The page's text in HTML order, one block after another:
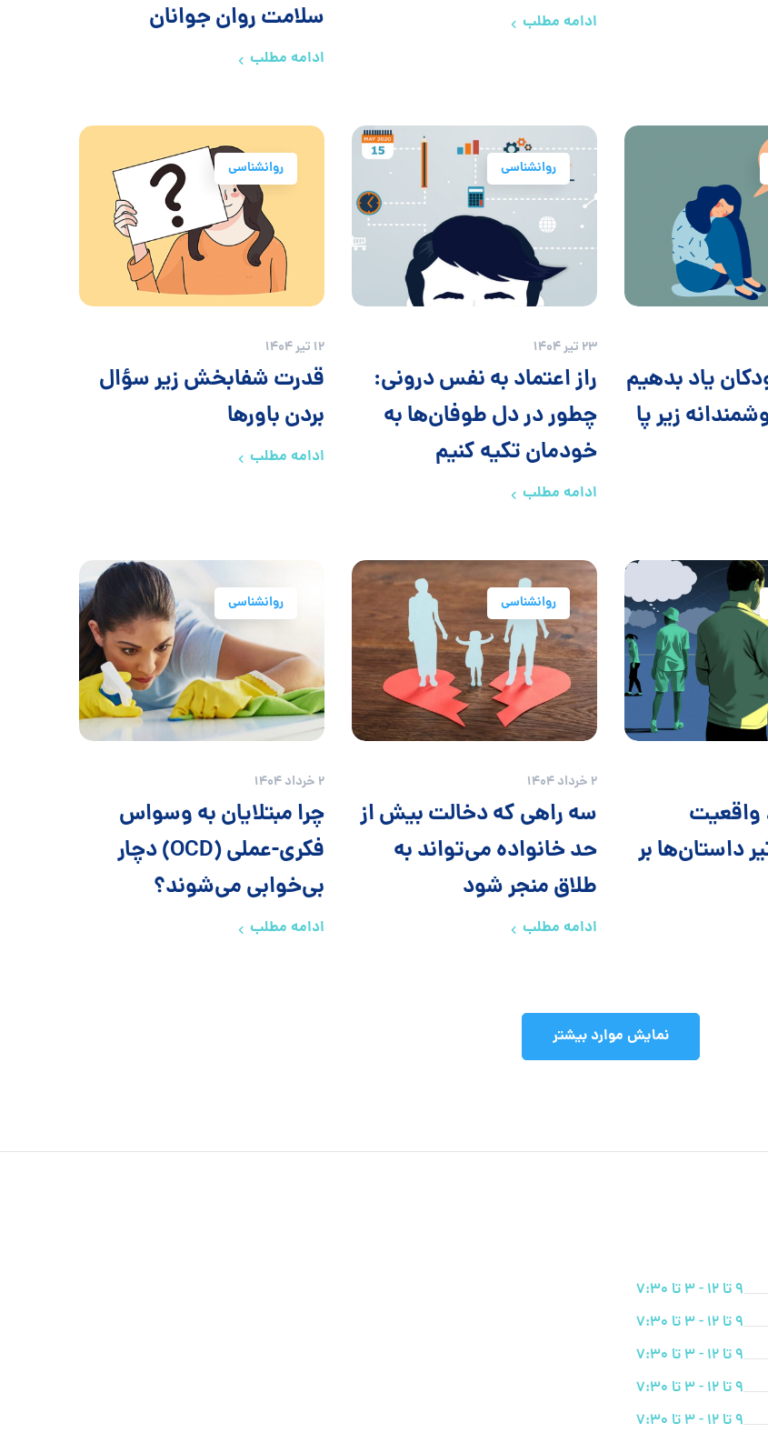
ادامه مطلب
سلامت روان جوانان
ادامه مطلب
یاد بدهیم
زیر پا
روانشناسی
23 تیر 1404
راز اعتماد به نفس درونی:
چطور در دل طوفان‌ها به
خودمان تکیه کنیم
ادامه مطلب
روانشناسی
12 تیر 1404
قدرت شفابخش زیر سؤال
بردن باورها
ادامه مطلب
واقعیت
داستان‌ها بر
روانشناسی
2 خرداد 1404
سه راهی که دخالت بیش از
حد خانواده می‌تواند به
طلاق منجر شود
ادامه مطلب
روانشناسی
2 خرداد 1404
چرا مبتلایان به وسواس
فکری-عملی (OCD) دچار
بی‌خوابی می‌شوند؟
ادامه مطلب
نمایش موارد بیشتر
9 تا 12 - 3 تا 7:30
9 تا 12 - 3 تا 7:30
9 تا 12 - 3 تا 7:30
9 تا 12 - 3 تا 7:30
9 تا 12 - 3 تا 7:30